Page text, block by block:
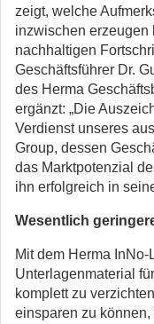
zeigt, welche
inzwischen
nachhaltigen
Geschäftsführer Dr.
des Herma
ergänzt: „Die
Verdienst unseres
Group, dessen
das Marktpotenzial
ihn erfolgreich in
Wesentlich
Mit dem Herma
Unterlagenmaterial
komplett zu
einsparen zu